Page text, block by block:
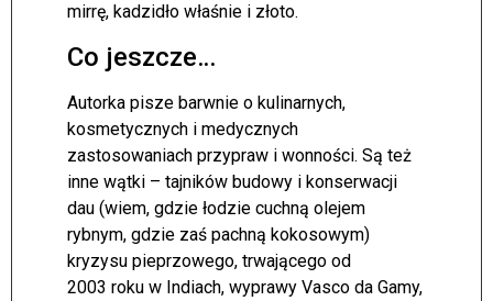
mirrę, kadzidło właśnie i złoto.
Co jeszcze…
Autorka pisze barwnie o kulinarnych,
kosmetycznych i medycznych
zastosowaniach przypraw i wonności. Są też
inne wątki – tajników budowy i konserwacji
dau (wiem, gdzie łodzie cuchną olejem
rybnym, gdzie zaś pachną kokosowym)
kryzysu pieprzowego, trwającego od
2003 roku w Indiach, wyprawy Vasco da Gamy,